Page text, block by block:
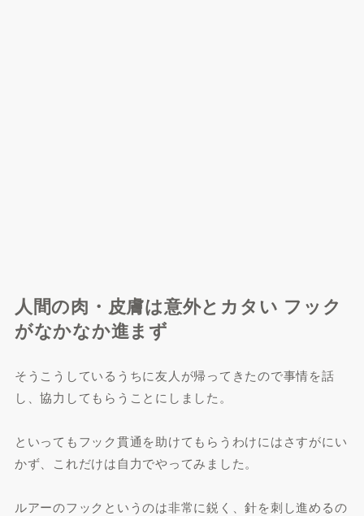
人間の肉・皮膚は意外とカタい フック
がなかなか進まず
そうこうしているうちに友人が帰ってきたので事情を話
し、協力してもらうことにしました。
といってもフック貫通を助けてもらうわけにはさすがにい
かず、これだけは自力でやってみました。
ルアーのフックというのは非常に鋭く、針を刺し進めるの